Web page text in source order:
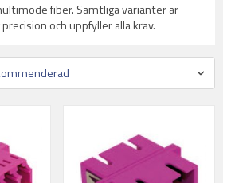
fiber. Samtliga varianter är
och uppfyller alla krav.